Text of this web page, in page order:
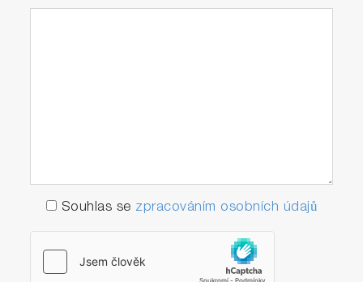
Souhlas se zpracováním osobních údajů